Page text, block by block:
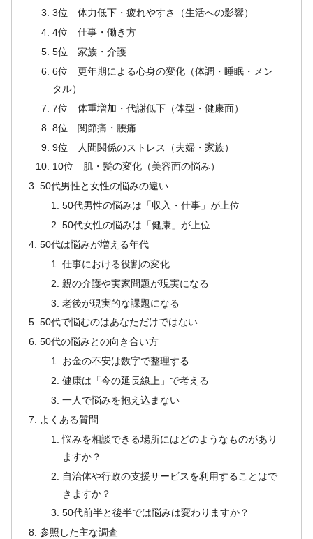
3位 体力低下・疲れやすさ（生活への影響）
4位 仕事・働き方
5位 家族・介護
6位 更年期による心身の変化（体調・睡眠・メン
タル）
7位 体重増加・代謝低下（体型・健康面）
8位 関節痛・腰痛
9位 人間関係のストレス（夫婦・家族）
10位 肌・髪の変化（美容面の悩み）
50代男性と女性の悩みの違い
50代男性の悩みは「収入・仕事」が上位
50代女性の悩みは「健康」が上位
50代は悩みが増える年代
仕事における役割の変化
親の介護や実家問題が現実になる
老後が現実的な課題になる
50代で悩むのはあなただけではない
50代の悩みとの向き合い方
お金の不安は数字で整理する
健康は「今の延長線上」で考える
一人で悩みを抱え込まない
よくある質問
悩みを相談できる場所にはどのようなものがあり
ますか？
自治体や行政の支援サービスを利用することはで
きますか？
50代前半と後半では悩みは変わりますか？
参照した主な調査